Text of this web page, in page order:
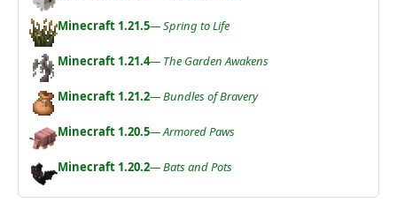
Minecraft 1.21.5— Spring to Life
Minecraft 1.21.4— The Garden Awakens
Minecraft 1.21.2— Bundles of Bravery
Minecraft 1.20.5— Armored Paws
Minecraft 1.20.2— Bats and Pots